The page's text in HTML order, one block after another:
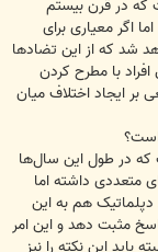
که در قرن بیستم
اگر معیاری برای
شد که از این تضادها
با مطرح کردن
بر ایجاد اختلاف میان
که در طول این سال‌ها
متعددی داشته اما
دپلماتیک هم به این
مثبت دهد و این امر
باید این نکته را نیز